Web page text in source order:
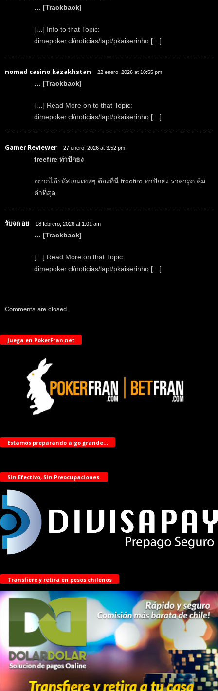
… [Trackback]
[…] Info to that Topic:
dimepoker.cl/noticias/lapt/pkaiserinho […]
nomad casino kazakhstan 22 enero, 2026 at 10:55 pm
… [Trackback]
[…] Read More on to that Topic:
dimepoker.cl/noticias/lapt/pkaiserinho […]
Gamer Reviewer 27 enero, 2026 at 3:52 pm
freefire ท่าปักธง
อยากได้รหัสเกมเทพๆ ต้องที่นี่ freefire ท่าปักธง ราคาถูก คุ้ม
ค่าที่สุด
รับจด อย 18 febrero, 2026 at 1:01 am
… [Trackback]
[…] Read More on that Topic:
dimepoker.cl/noticias/lapt/pkaiserinho […]
Comments are closed.
Juega en PokerFran.net
Estamos preparando algo grande…
Sin Efectivo, Sin Preocupaciones.
Transfiere y retira en pesos chilenos